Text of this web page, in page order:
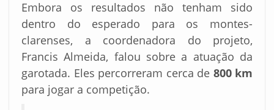
Embora os resultados não tenham sido
dentro do esperado para os montes-
clarenses, a coordenadora do projeto,
Francis Almeida, falou sobre a atuação da
garotada. Eles percorreram cerca de 800 km
para jogar a competição.